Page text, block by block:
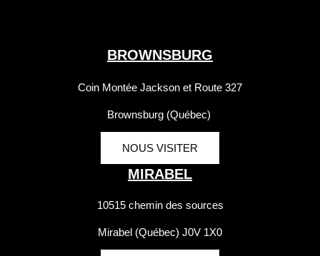
BROWNSBURG
Coin Montée Jackson et Route 327
Brownsburg (Québec)
NOUS VISITER
MIRABEL
10515 chemin des sources
Mirabel (Québec) J0V 1X0